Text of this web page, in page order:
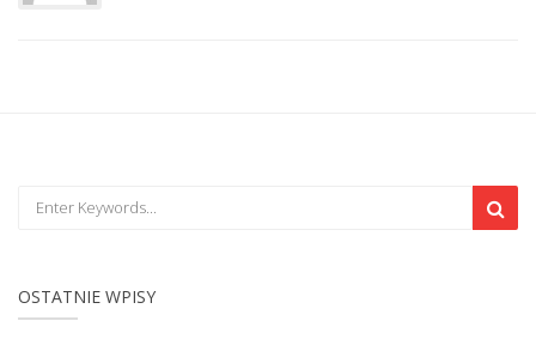
OSTATNIE WPISY